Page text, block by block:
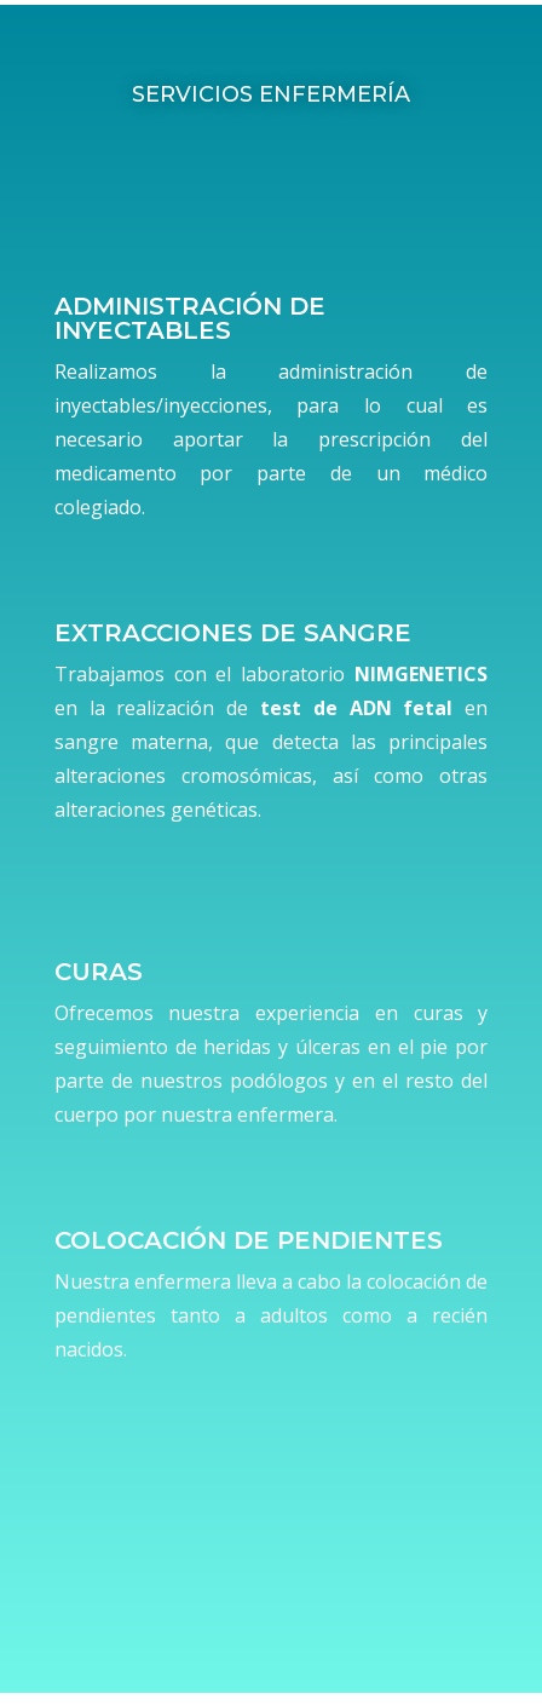
SERVICIOS ENFERMERÍA
ADMINISTRACIÓN DE
INYECTABLES
Realizamos la administración de
inyectables/inyecciones, para lo cual es
necesario aportar la prescripción del
medicamento por parte de un médico
colegiado.
EXTRACCIONES DE SANGRE
Trabajamos con el laboratorio NIMGENETICS
en la realización de test de ADN fetal en
sangre materna, que detecta las principales
alteraciones cromosómicas, así como otras
alteraciones genéticas.
CURAS
Ofrecemos nuestra experiencia en curas y
seguimiento de heridas y úlceras en el pie por
parte de nuestros podólogos y en el resto del
cuerpo por nuestra enfermera.
COLOCACIÓN DE PENDIENTES
Nuestra enfermera lleva a cabo la colocación de
pendientes tanto a adultos como a recién
nacidos.